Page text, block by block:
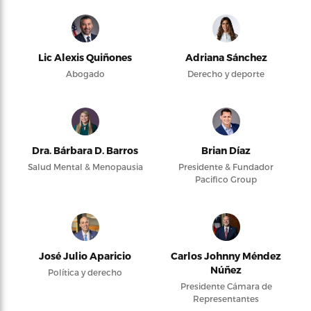
Lic Alexis Quiñones
Abogado
Adriana Sánchez
Derecho y deporte
Dra. Bárbara D. Barros
Salud Mental & Menopausia
Brian Díaz
Presidente & Fundador
Pacifico Group
José Julio Aparicio
Política y derecho
Carlos Johnny Méndez
Núñez
Presidente Cámara de
Representantes